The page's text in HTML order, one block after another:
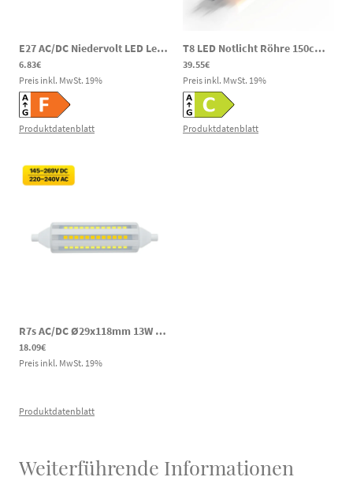
E27 AC/DC Niedervolt LED Leuchtmittel Miniglobe 4W 440m 6000K 12-60V AC / 12-60V DC Notbeleuchtung
6.83€
Preis inkl. MwSt. 19%
Produktdatenblatt
T8 LED Notlicht Röhre 150cm AC/DC 18/20/25W 3000/4000/6000K 120–300V DC
39.55€
Preis inkl. MwSt. 19%
Produktdatenblatt
R7s AC/DC Ø29x118mm 13W LED Notlicht Stablampe 1350lm 6400K 145-269V DC 220-240V AC
18.09€
Preis inkl. MwSt. 19%
Produktdatenblatt
Weiterführende Informationen